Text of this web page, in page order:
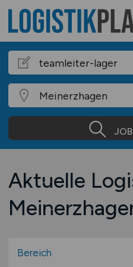
Aktuelle
Bereich